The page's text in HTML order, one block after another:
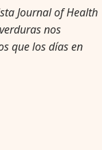
Journal of Health
nos
que los días en